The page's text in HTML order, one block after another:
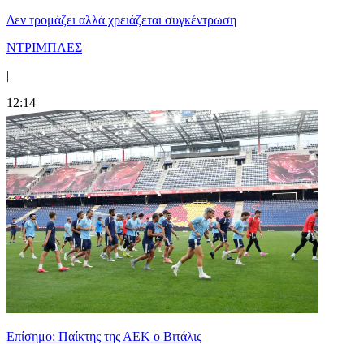
Δεν τρομάζει αλλά χρειάζεται συγκέντρωση
ΝΤΡΙΜΠΛΕΣ
|
12:14
Επίσημο: Παίκτης της ΑΕΚ ο Βιτάλις